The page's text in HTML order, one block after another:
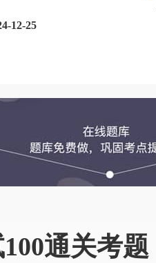
12-25
通关考题